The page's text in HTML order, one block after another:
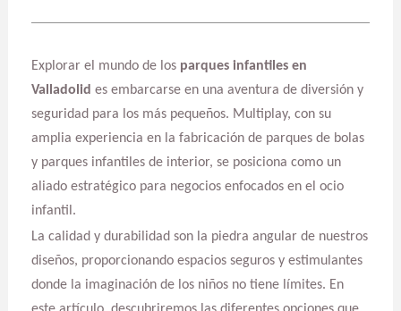
Explorar el mundo de los parques infantiles en
Valladolid es embarcarse en una aventura de diversión y
seguridad para los más pequeños. Multiplay, con su
amplia experiencia en la fabricación de parques de bolas
y parques infantiles de interior, se posiciona como un
aliado estratégico para negocios enfocados en el ocio
infantil.
La calidad y durabilidad son la piedra angular de nuestros
diseños, proporcionando espacios seguros y estimulantes
donde la imaginación de los niños no tiene límites. En